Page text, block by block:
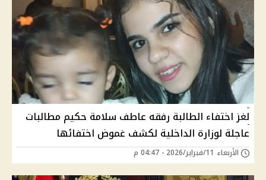
لغز اختفاء الطالبة رفقه عاطف سلامة حكيم مطالبات
عاجلة لوزارة الداخلية لكشف غموض اختفائها
الأربعاء 11/فبراير/2026 - 04:47 م